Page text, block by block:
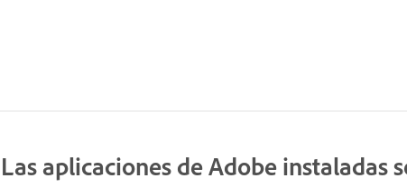
Las aplicaciones de Adobe instaladas